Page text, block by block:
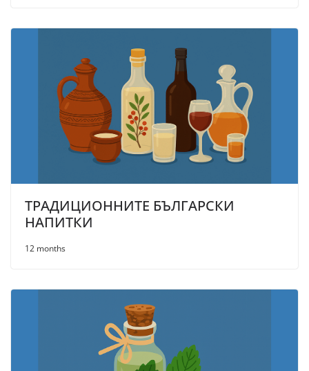
ТРАДИЦИОННИТЕ БЪЛГАРСКИ
НАПИТКИ
12 months